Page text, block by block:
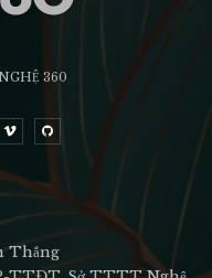
360
Thắng